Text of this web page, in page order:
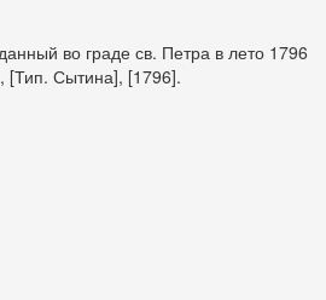
во граде св. Петра в лето 1796
[Тип. Сытина], [1796].